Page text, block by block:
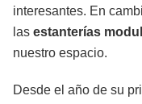
interesantes. En
las estanterías
nuestro espacio.
Desde el año de su